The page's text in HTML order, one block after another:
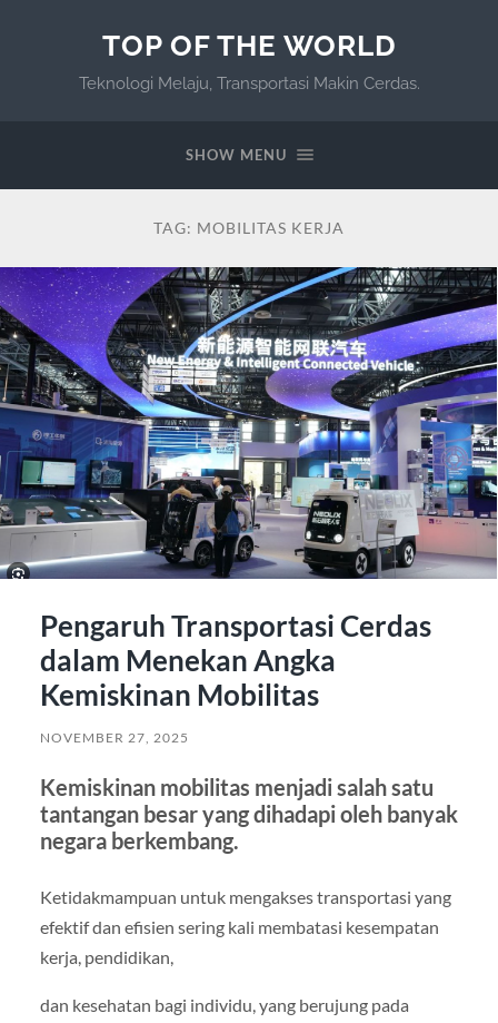
TOP OF THE WORLD
Teknologi Melaju, Transportasi Makin Cerdas.
SHOW MENU
TAG: MOBILITAS KERJA
Pengaruh Transportasi Cerdas
dalam Menekan Angka
Kemiskinan Mobilitas
NOVEMBER 27, 2025
Kemiskinan mobilitas menjadi salah satu
tantangan besar yang dihadapi oleh banyak
negara berkembang.
Ketidakmampuan untuk mengakses transportasi yang
efektif dan efisien sering kali membatasi kesempatan
kerja, pendidikan,
dan kesehatan bagi individu, yang berujung pada